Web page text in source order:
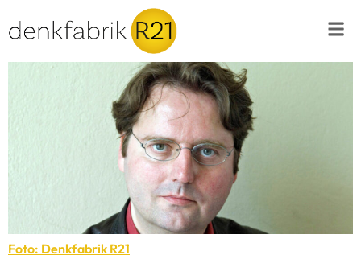
Foto: Denkfabrik R21